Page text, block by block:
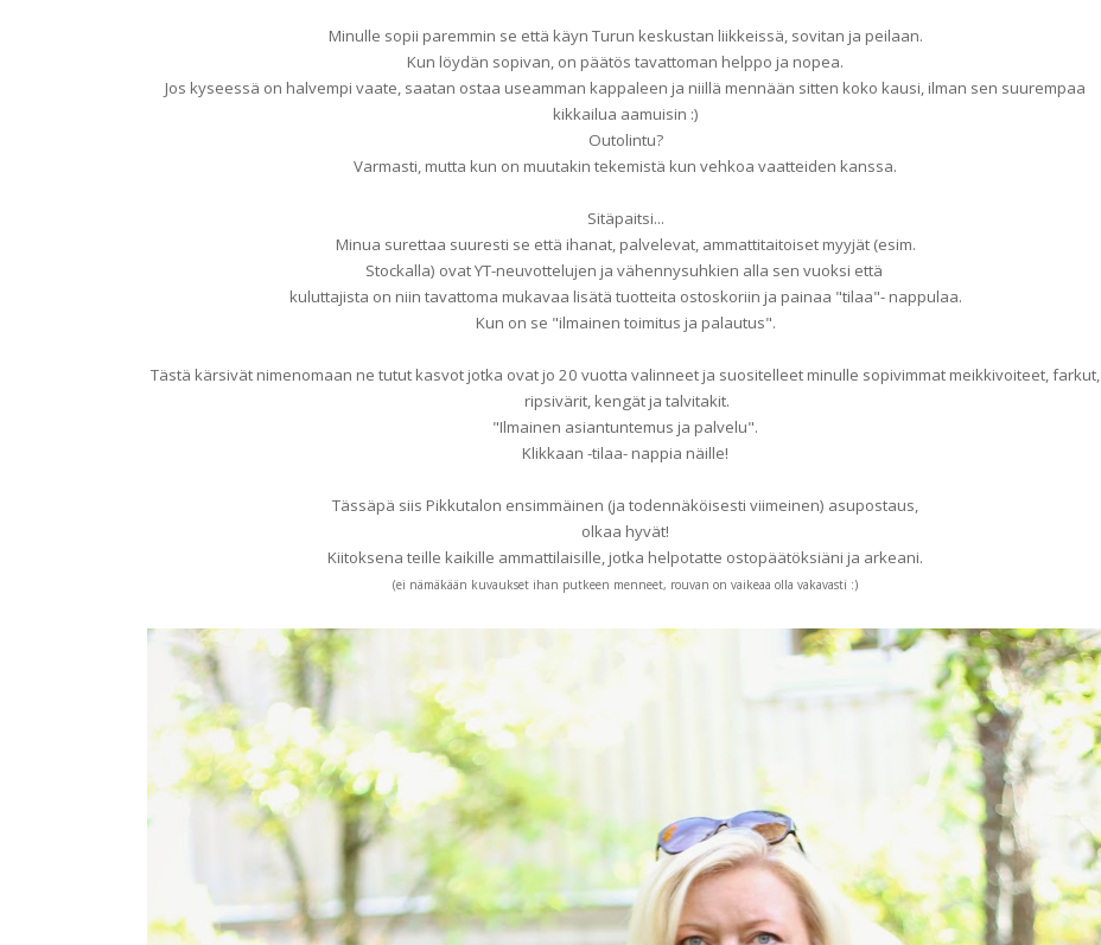
Minulle sopii paremmin se että käyn Turun keskustan liikkeissä, sovitan ja peilaan.
Kun löydän sopivan, on päätös tavattoman helppo ja nopea.
Jos kyseessä on halvempi vaate, saatan ostaa useamman kappaleen ja niillä mennään sitten koko kausi, ilman sen suurempaa
kikkailua aamuisin :)
Outolintu?
Varmasti, mutta kun on muutakin tekemistä kun vehkoa vaatteiden kanssa.
Sitäpaitsi...
Minua surettaa suuresti se että ihanat, palvelevat, ammattitaitoiset myyjät (esim.
Stockalla) ovat YT-neuvottelujen ja vähennysuhkien alla sen vuoksi että
kuluttajista on niin tavattoma mukavaa lisätä tuotteita ostoskoriin ja painaa "tilaa"- nappulaa.
Kun on se "ilmainen toimitus ja palautus".
Tästä kärsivät nimenomaan ne tutut kasvot jotka ovat jo 20 vuotta valinneet ja suositelleet minulle sopivimmat meikkivoiteet, farkut,
ripsivärit, kengät ja talvitakit.
"Ilmainen asiantuntemus ja palvelu".
Klikkaan -tilaa- nappia näille!
Tässäpä siis Pikkutalon ensimmäinen (ja todennäköisesti viimeinen) asupostaus,
olkaa hyvät!
Kiitoksena teille kaikille ammattilaisille, jotka helpotatte ostopäätöksiäni ja arkeani.
(ei nämäkään kuvaukset ihan putkeen menneet, rouvan on vaikeaa olla vakavasti :)